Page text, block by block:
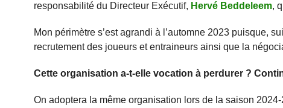
responsabilité du Directeur Exécutif, Hervé Beddeleem,
Mon périmètre s’est agrandi à l’automne 2023 puisque,
recrutement des joueurs et entraineurs ainsi que la
Cette organisation a-t-elle vocation à perdurer ?
On adoptera la même organisation lors de la saison